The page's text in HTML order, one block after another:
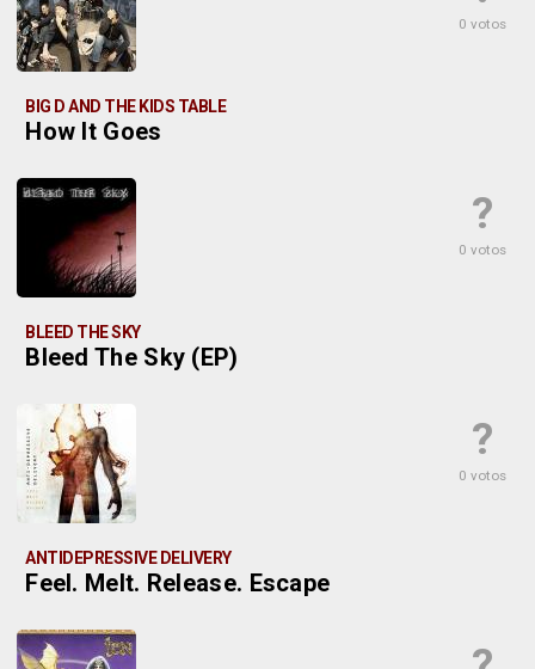
0 votos
BIG D AND THE KIDS TABLE
How It Goes
?
0 votos
BLEED THE SKY
Bleed The Sky (EP)
?
0 votos
ANTIDEPRESSIVE DELIVERY
Feel. Melt. Release. Escape